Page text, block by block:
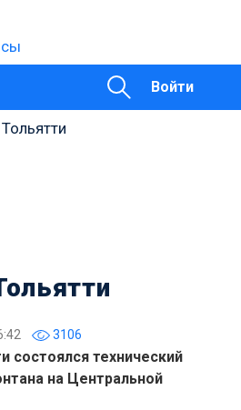
Войти
3106
состоялся технический
на Центральной